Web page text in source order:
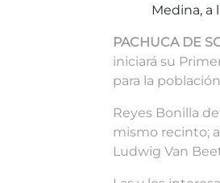
Medina, a
PACHUCA DE
iniciará su
para la
Reyes Bonilla
mismo recinto;
Ludwig Van